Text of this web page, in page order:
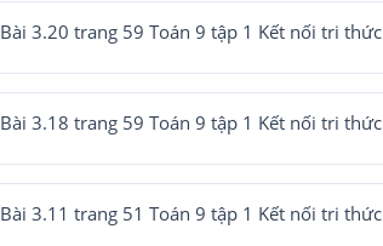
Bài 3.20 trang 59 Toán 9 tập 1 Kết nối tri thức
Bài 3.18 trang 59 Toán 9 tập 1 Kết nối tri thức
Bài 3.11 trang 51 Toán 9 tập 1 Kết nối tri thức